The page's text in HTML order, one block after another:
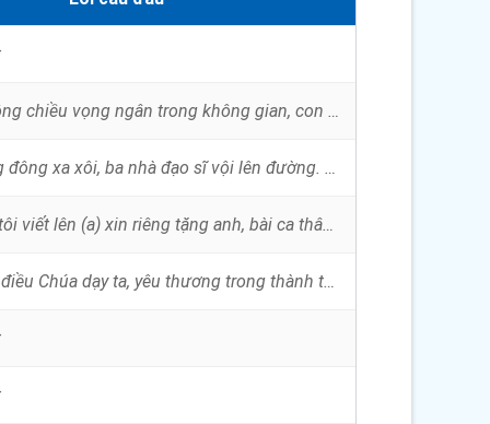
Khi tiếng chuông chiều vọng ngân trong không gian, con đến bên Mẹ nguyện dâng câu kinh ngoan. Trong tuổi xuân hồng nhiều...
Từ nơi phương đông xa xôi, ba nhà đạo sĩ vội lên đường. Tìm sang thôn quê Bê-lem, để chiêm bái Vua Trời giáng thế. Niềm ...
Bài ca thân ái tôi viết lên (a) xin riêng tặng anh, bài ca thân ái tôi hát lên (a) xin riêng tặng em. Tình yêu thầm mang...
Yêu thương là điều Chúa dạy ta, yêu thương trong thành tâm thiết tha. Anh em thuộc cùng một chi thể, hạnh phúc vô biên l...